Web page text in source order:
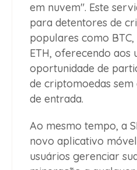
em nuvem". Este
para detentores de
populares como BTC,
ETH, oferecendo aos
oportunidade de
de criptomoedas
de entrada.
Ao mesmo tempo, a
novo aplicativo
usuários gerenciar